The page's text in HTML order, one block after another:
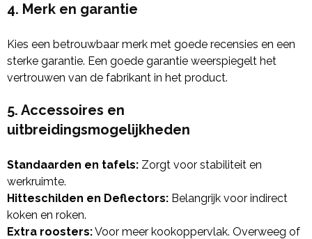
4. Merk en garantie
Kies een betrouwbaar merk met goede recensies en een
sterke garantie. Een goede garantie weerspiegelt het
vertrouwen van de fabrikant in het product.
5. Accessoires en
uitbreidingsmogelijkheden
Standaarden en tafels: Zorgt voor stabiliteit en
werkruimte.
Hitteschilden en Deflectors: Belangrijk voor indirect
koken en roken.
Extra roosters:Voor meer kookoppervlak. Overweeg of